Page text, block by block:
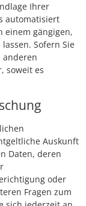
Ihrer
automatisiert
einem gängigen,
Sofern Sie
anderen
soweit es
Auskunft
Daten, deren
oder
Fragen zum